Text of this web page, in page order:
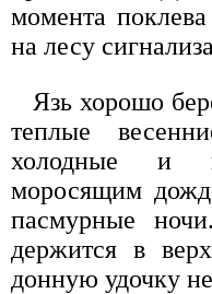
момента поклева
на лесу
Язь хорошо
теплые
холодные и
моросящим
пасмурные
держится в
донную удочку